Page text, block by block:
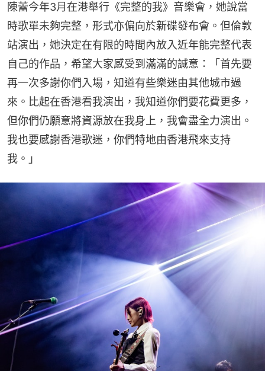
陳蕾今年3月在港舉行《完整的我》音樂會，她說當
時歌單未夠完整，形式亦偏向於新碟發布會。但倫敦
站演出，她決定在有限的時間內放入近年能完整代表
自己的作品，希望大家感受到滿滿的誠意：「首先要
再一次多謝你們入場，知道有些樂迷由其他城市過
來。比起在香港看我演出，我知道你們要花費更多，
但你們仍願意將資源放在我身上，我會盡全力演出。
我也要感謝香港歌迷，你們特地由香港飛來支持
我。」